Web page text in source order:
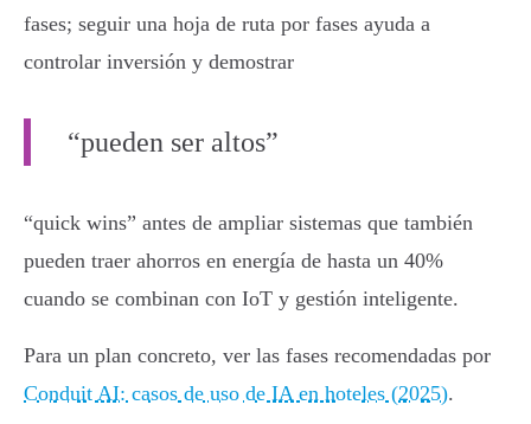
fases; seguir una hoja de ruta por fases ayuda a
controlar inversión y demostrar
“pueden ser altos”
“quick wins” antes de ampliar sistemas que también
pueden traer ahorros en energía de hasta un 40%
cuando se combinan con IoT y gestión inteligente.
Para un plan concreto, ver las fases recomendadas por
Conduit AI: casos de uso de IA en hoteles (2025).